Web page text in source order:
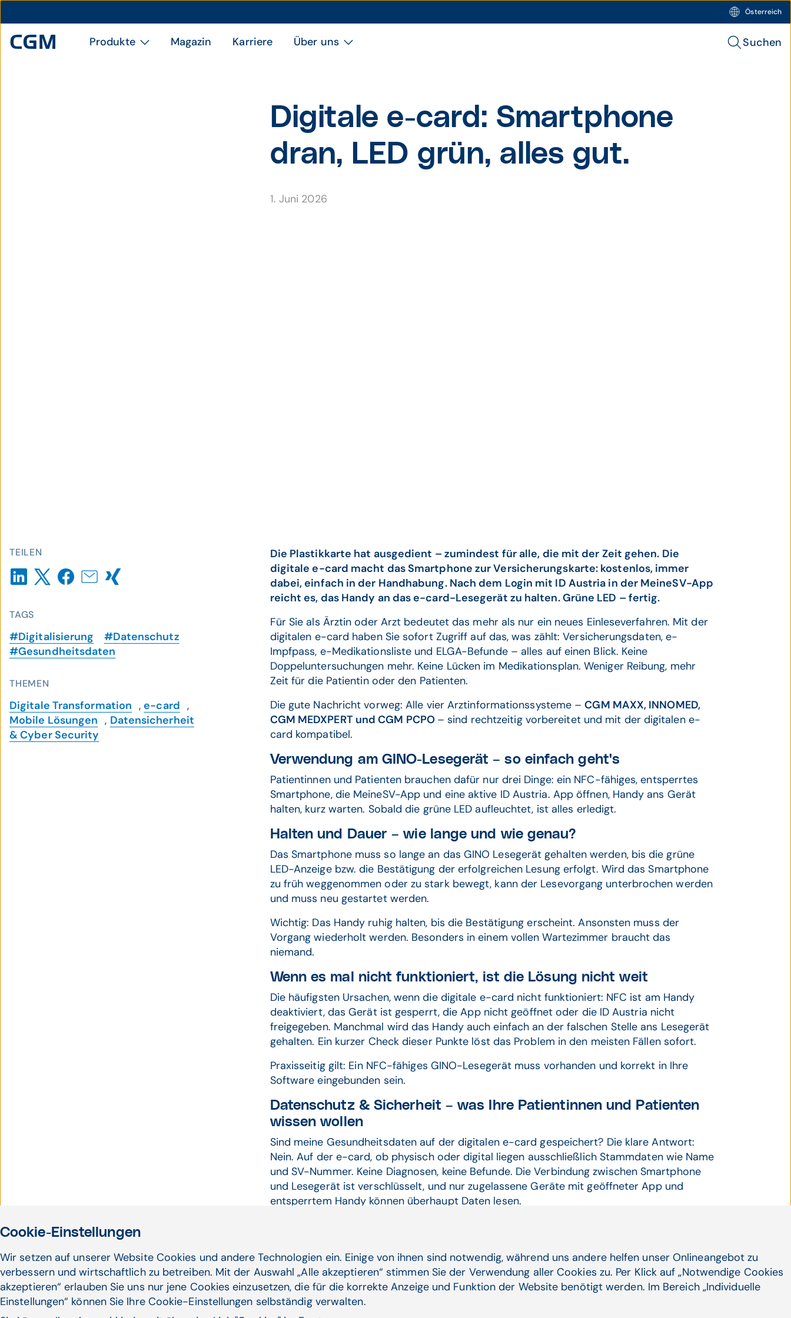
Österreich
Produkte Magazin Karriere Über uns Suchen
Digitale e-card: Smartphone
dran, LED grün, alles gut.
1. Juni 2026
TEILEN
TAGS
#Digitalisierung
#Datenschutz
#Gesundheitsdaten
THEMEN
Digitale Transformation , e-card ,
Mobile Lösungen , Datensicherheit
& Cyber Security
Die Plastikkarte hat ausgedient – zumindest für alle, die mit der Zeit gehen. Die
digitale e-card macht das Smartphone zur Versicherungskarte: kostenlos, immer
dabei, einfach in der Handhabung. Nach dem Login mit ID Austria in der MeineSV-App
reicht es, das Handy an das e-card-Lesegerät zu halten. Grüne LED – fertig.
Für Sie als Ärztin oder Arzt bedeutet das mehr als nur ein neues Einleseverfahren. Mit der
digitalen e-card haben Sie sofort Zugriff auf das, was zählt: Versicherungsdaten, e-
Impfpass, e-Medikationsliste und ELGA-Befunde – alles auf einen Blick. Keine
Doppeluntersuchungen mehr. Keine Lücken im Medikationsplan. Weniger Reibung, mehr
Zeit für die Patientin oder den Patienten.
Die gute Nachricht vorweg: Alle vier Arztinformationssysteme –CGM MAXX, INNOMED,
CGM MEDXPERT und CGM PCPO – sind rechtzeitig vorbereitet und mit der digitalen e-
card kompatibel.
Verwendung am GINO-Lesegerät – so einfach geht's
Patientinnen und Patienten brauchen dafür nur drei Dinge: ein NFC-fähiges, entsperrtes
Smartphone, die MeineSV-App und eine aktive ID Austria. App öffnen, Handy ans Gerät
halten, kurz warten. Sobald die grüne LED aufleuchtet, ist alles erledigt.
Halten und Dauer – wie lange und wie genau?
Das Smartphone muss so lange an das GINO Lesegerät gehalten werden, bis die grüne
LED-Anzeige bzw. die Bestätigung der erfolgreichen Lesung erfolgt. Wird das Smartphone
zu früh weggenommen oder zu stark bewegt, kann der Lesevorgang unterbrochen werden
und muss neu gestartet werden.
Wichtig: Das Handy ruhig halten, bis die Bestätigung erscheint. Ansonsten muss der
Vorgang wiederholt werden. Besonders in einem vollen Wartezimmer braucht das
niemand.
Wenn es mal nicht funktioniert, ist die Lösung nicht weit
Die häufigsten Ursachen, wenn die digitale e-card nicht funktioniert: NFC ist am Handy
deaktiviert, das Gerät ist gesperrt, die App nicht geöffnet oder die ID Austria nicht
freigegeben. Manchmal wird das Handy auch einfach an der falschen Stelle ans Lesegerät
gehalten. Ein kurzer Check dieser Punkte löst das Problem in den meisten Fällen sofort.
Praxisseitig gilt: Ein NFC-fähiges GINO-Lesegerät muss vorhanden und korrekt in Ihre
Software eingebunden sein.
Datenschutz & Sicherheit – was Ihre Patientinnen und Patienten
wissen wollen
Sind meine Gesundheitsdaten auf der digitalen e-card gespeichert? Die klare Antwort:
Nein. Auf der e-card, ob physisch oder digital liegen ausschließlich Stammdaten wie Name
und SV-Nummer. Keine Diagnosen, keine Befunde. Die Verbindung zwischen Smartphone
und Lesegerät ist verschlüsselt, und nur zugelassene Geräte mit geöffneter App und
entsperrtem Handy können überhaupt Daten lesen.
Verwandte Artikel
Cookie-Einstellungen
Wir setzen auf unserer Website Cookies und andere Technologien ein. Einige von ihnen sind notwendig, während uns andere helfen unser Onlineangebot zu
verbessern und wirtschaftlich zu betreiben. Mit der Auswahl „Alle akzeptieren“ stimmen Sie der Verwendung aller Cookies zu. Per Klick auf „Notwendige Cookies
akzeptieren“ erlauben Sie uns nur jene Cookies einzusetzen, die für die korrekte Anzeige und Funktion der Website benötigt werden. Im Bereich „Individuelle
Einstellungen“ können Sie Ihre Cookie-Einstellungen selbständig verwalten.